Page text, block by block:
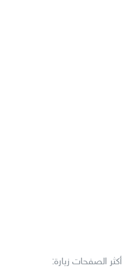
أكثر الصفحات زيارة: